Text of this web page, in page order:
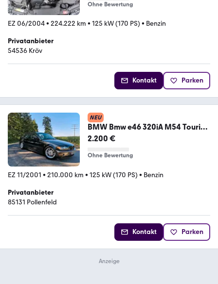
Ohne Bewertung
EZ 06/2004• 224.222 km • 125 kW (170 PS) • Benzin
Privatanbieter
54536 Kröv
Kontakt Parken
NEU
BMW Bmw e46 320iA M54 Touring
Saphire Schwarz ...
2.200 €
Ohne Bewertung
EZ 11/2001 • 210.000 km • 125 kW (170 PS) • Benzin
Privatanbieter
85131 Pollenfeld
Kontakt Parken